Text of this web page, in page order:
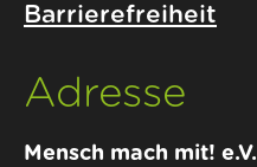
Barrierefreiheit
Adresse
Mensch mach mit! e.V.